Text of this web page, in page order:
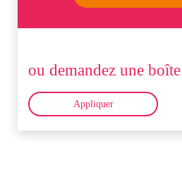
ou demandez une
Appliquer